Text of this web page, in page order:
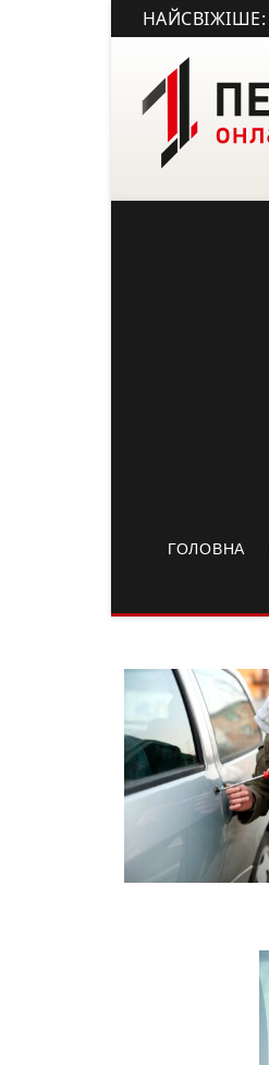
НАЙСВІЖІШЕ:
майно вартістю понад 9 млн грн
ГОЛОВНА